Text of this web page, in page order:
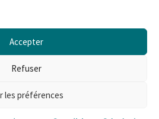
Accepter
Refuser
les préférences